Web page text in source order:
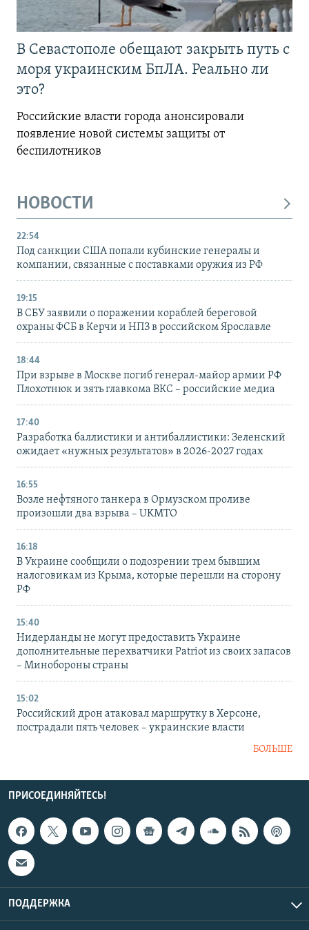
В Севастополе обещают закрыть путь с
моря украинским БпЛА. Реально ли
это?
Российские власти города анонсировали
появление новой системы защиты от
беспилотников
НОВОСТИ
22:54
Под санкции США попали кубинские генералы и
компании, связанные с поставками оружия из РФ
19:15
В СБУ заявили о поражении кораблей береговой
охраны ФСБ в Керчи и НПЗ в российском Ярославле
18:44
При взрыве в Москве погиб генерал-майор армии РФ
Плохотнюк и зять главкома ВКС – российские медиа
17:40
Разработка баллистики и антибаллистики: Зеленский
ожидает «нужных результатов» в 2026-2027 годах
16:55
Возле нефтяного танкера в Ормузском проливе
произошли два взрыва – UKMTO
16:18
В Украине сообщили о подозрении трем бывшим
налоговикам из Крыма, которые перешли на сторону
РФ
15:40
Нидерланды не могут предоставить Украине
дополнительные перехватчики Patriot из своих запасов
– Минобороны страны
15:02
Российский дрон атаковал маршрутку в Херсоне,
пострадали пять человек – украинские власти
БОЛЬШЕ
ПРИСОЕДИНЯЙТЕСЬ!
ПОДДЕРЖКА